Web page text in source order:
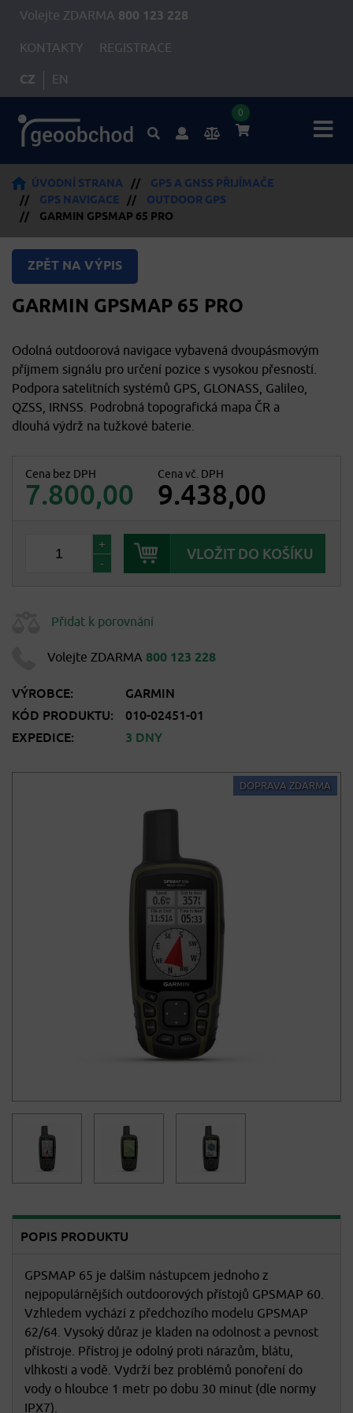
Volejte ZDARMA 800 123 228
KONTAKTY REGISTRACE
CZ EN
0
ÚVODNÍ STRANA //
GPS A GNSS PŘIJÍMAČE
//
GPS NAVIGACE //
OUTDOOR GPS
//
GARMIN GPSMAP 65 PRO
ZPĚT NA VÝPIS
DOPRAVA ZDARMA
GARMIN GPSMAP 65 PRO
Odolná outdoorová navigace vybavená dvoupásmovým
příjmem signálu pro určení pozice s vysokou přesností.
Podpora satelitních systémů GPS, GLONASS, Galileo,
QZSS, IRNSS. Podrobná topografická mapa ČR a
dlouhá výdrž na tužkové baterie.
Cena bez DPH
7.800,00
Cena vč. DPH
9.438,00
+
-
Přidat k porovnání
Volejte ZDARMA 800 123 228
VÝROBCE:
GARMIN
KÓD PRODUKTU:
010-02451-01
EXPEDICE:
3 DNY
POPIS PRODUKTU
GPSMAP 65 je dalším nástupcem jednoho z
nejpopulárnějších outdoorových přístojů GPSMAP 60.
Vzhledem vychází z předchozího modelu GPSMAP
62/64. Vysoký důraz je kladen na odolnost a pevnost
přístroje. Přístroj je odolný proti nárazům, blátu,
vlhkosti a vodě. Vydrží bez problémů ponoření do
vody o hloubce 1 metr po dobu 30 minut (dle normy
IPX7).